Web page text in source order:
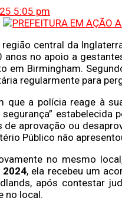
5:05 pm
região central da
no apoio a
em Birmingham.
regularmente para
que a polícia reage à
estabelecida
de aprovação ou
Público não
no mesmo
2024, ela recebeu um
após contestar
no local.